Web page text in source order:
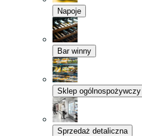
Napoje
Bar winny
Sklep ogólnospożywczy
Sprzedaż detaliczna